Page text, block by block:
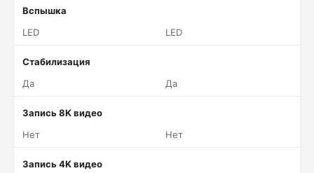
Вспышка
LED
LED
Стабилизация
Да
Да
Запись 8K видео
Нет
Нет
Запись 4K видео